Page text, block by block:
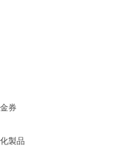
券
製品